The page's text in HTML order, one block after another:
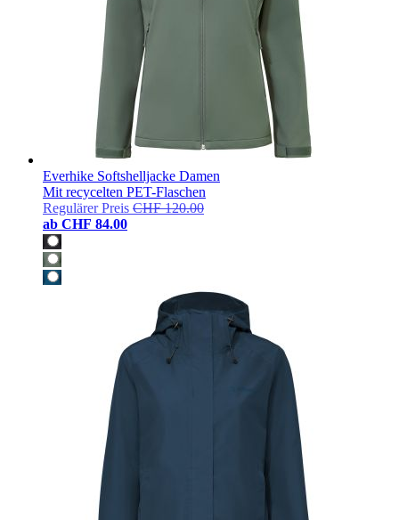
Everhike Softshelljacke Damen
Mit recycelten PET-Flaschen
Regulärer Preis CHF 120.00
ab CHF 84.00